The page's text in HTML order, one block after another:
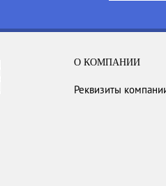
О КОМПАНИИ
Реквизиты